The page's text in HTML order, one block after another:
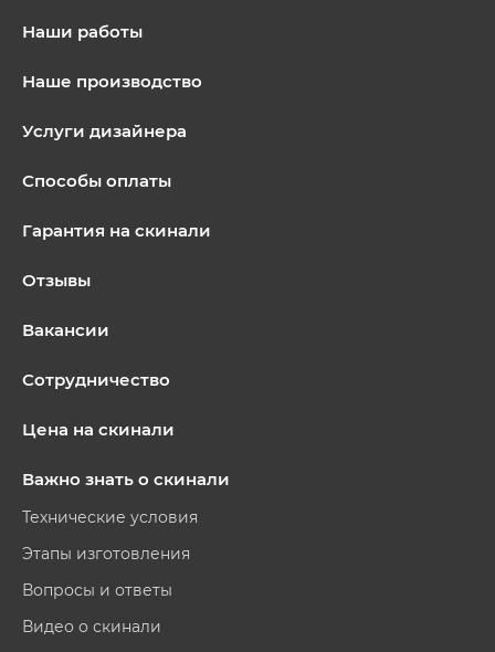
Наши работы
Наше производство
Услуги дизайнера
Способы оплаты
Гарантия на скинали
Отзывы
Вакансии
Сотрудничество
Цена на скинали
Важно знать о скинали
Технические условия
Этапы изготовления
Вопросы и ответы
Видео о скинали